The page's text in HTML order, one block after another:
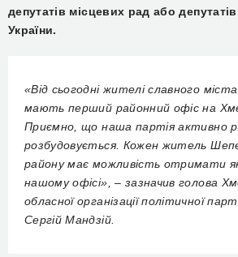
депутатів місцевих рад або
України.
«Від сьогодні жителі славного
мають перший районний офіс на
Приємно, що наша партія активно
розбудовується. Кожен житель
району має можливість отримати
нашому офісі», – зазначив голова
обласної організації політичної
Сергій Мандзій.